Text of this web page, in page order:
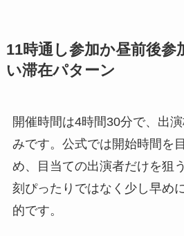
11時通し参加か昼前後参
い滞在パターン
開催時間は4時間30分で、出
みです。公式では開始時間を
め、目当ての出演者だけを狙
刻ぴったりではなく少し早め
的です。